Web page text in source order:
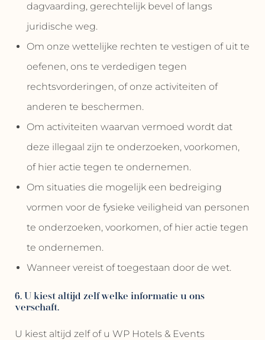
dagvaarding, gerechtelijk bevel of langs
juridische weg.
Om onze wettelijke rechten te vestigen of uit te
oefenen, ons te verdedigen tegen
rechtsvorderingen, of onze activiteiten of
anderen te beschermen.
Om activiteiten waarvan vermoed wordt dat
deze illegaal zijn te onderzoeken, voorkomen,
of hier actie tegen te ondernemen.
Om situaties die mogelijk een bedreiging
vormen voor de fysieke veiligheid van personen
te onderzoeken, voorkomen, of hier actie tegen
te ondernemen.
Wanneer vereist of toegestaan door de wet.
6. U kiest altijd zelf welke informatie u ons
verschaft.
U kiest altijd zelf of u WP Hotels & Events